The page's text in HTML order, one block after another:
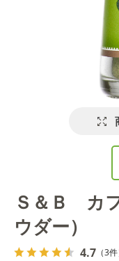
Ｓ＆Ｂ カ
ウダー）
4.7 （3件